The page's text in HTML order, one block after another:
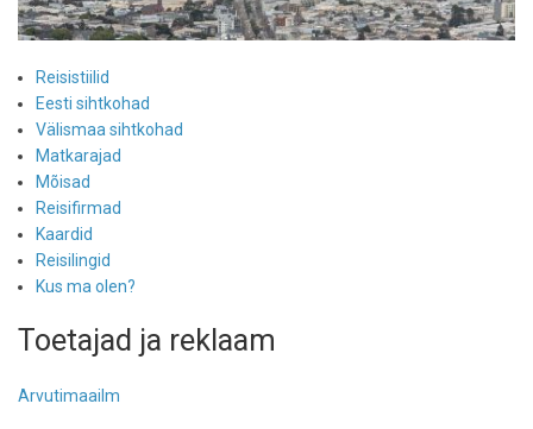
Reisistiilid
Eesti sihtkohad
Välismaa sihtkohad
Matkarajad
Mõisad
Reisifirmad
Kaardid
Reisilingid
Kus ma olen?
Toetajad ja reklaam
Arvutimaailm